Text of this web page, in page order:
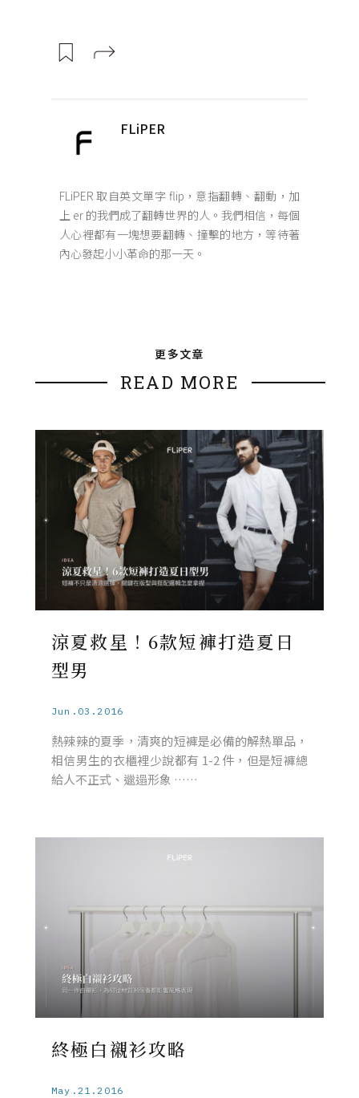
FLiPER
FLiPER 取自英文單字 flip，意指翻轉、翻動，加
上 er 的我們成了翻轉世界的人。我們相信，每個
人心裡都有一塊想要翻轉、撞擊的地方，等待著
內心發起小小革命的那一天。
更多文章
READ MORE
涼夏救星！6款短褲打造夏日
型男
Jun.03.2016
熱辣辣的夏季，清爽的短褲是必備的解熱單品，
相信男生的衣櫃裡少說都有 1-2 件，但是短褲總
給人不正式、邋遢形象 ……
終極白襯衫攻略
May.21.2016